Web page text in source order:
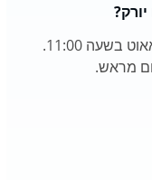
זמן הצ'ק-אין הינו בד"כ ב 15:00 והצ'ק-אאוט בשעה 11:00.
מראש.